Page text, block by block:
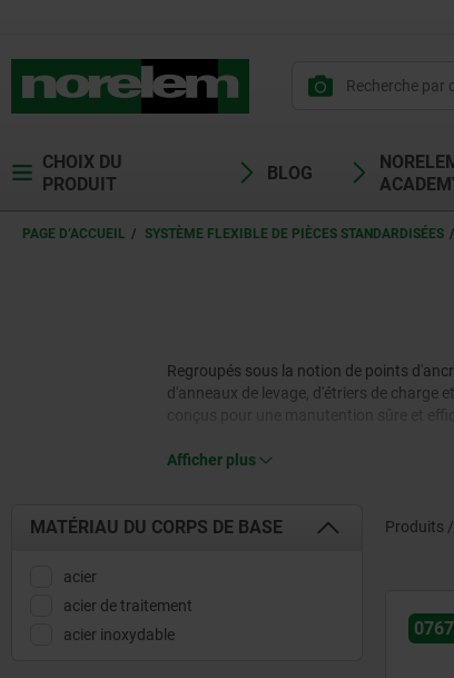
CHOIX DU
PRODUIT
BLOG
PAGE D’ACCUEIL SYSTÈME FLEXIBLE DE PIÈCES STANDARDISÉES
Regroupés sous la notion de points
d'anneaux de levage, d'étriers de charge
Afficher plus
MATÉRIAU DU CORPS DE BASE
acier
acier de traitement
acier inoxydable
Produits